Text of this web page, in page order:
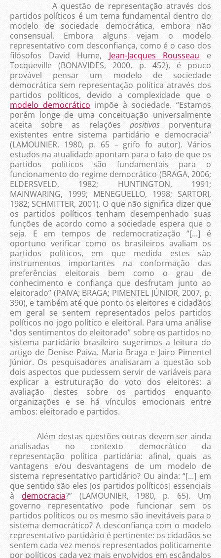
A questão de representação através dos
partidos políticos é um tema fundamental dentro do
modelo de sociedade democrática, embora não
consensual. Embora alguns vejam o modelo
representativo com desconfiança, como é o caso dos
filósofos David Hume, Jean-Jacques Rousseau e
Tocqueville (BONAVIDES, 2000, p. 452), é pouco
provável pensar um modelo de sociedade
democrática sem representação política através dos
partidos políticos, devido a complexidade que o
modelo democrático impõe à sociedade. “Estamos
porém longe de uma conceituação universalmente
aceita sobre as relações positivasporventura
existentes entre sistema partidário e democracia”
(LAMOUNIER, 1980, p. 65 – grifo fo autor). Vários
estudos na atualidade apontam para o fato de que os
partidos políticos são fundamentais para o
funcionamento do regime democrático (BRAGA, 2006;
ELDERSVELD, 1982; HUNTINGTON, 1991;
MAINWARING, 1999; MENEGUELLO, 1998; SARTORI,
1982; SCHMITTER, 2001). O que não significa dizer que
os partidos políticos tenham desempenhado suas
funções de acordo como a sociedade espera que o
seja. E em tempos de redemocratização “[...] é
oportuno verificar como os brasileiros avaliam os
partidos políticos, em que medida estes são
instrumentos importantes na conformação das
preferências eleitorais bem como o grau de
conhecimento e confiança que desfrutam junto ao
eleitorado” (PAIVA; BRAGA; PIMENTEL JÚNIOR, 2007, p.
390), e também até que ponto os eleitores e cidadãos
em geral se sentem representados pelos partidos
políticos no jogo político e eleitoral. Para uma análise
“dos sentimentos do eleitorado” sobre os partidos no
sistema partidário brasileiro sugerimos a leitura do
artigo de Denise Paiva, Maria Braga e Jairo Pimentel
Júnior. Os pesquisadores analisaram a questão sob
dois aspectos que pudessem servir de variáveis para
explicar a estruturação do voto dos eleitores: a
avaliação destes sobre os partidos enquanto
organizações e se há vínculos emocionais entre
ambos: eleitorado e partidos.
Além destas questões outras devem ser ainda
analisadas no contexto democrático da
representação política partidária: afinal, quais as
vantagens e/ou desvantagens de um modelo de
sistema representativo partidário? Ou ainda: “[...] em
que sentido são eles [os partidos políticos] essenciais
à democracia?” (LAMOUNIER, 1980, p. 65). Um
governo representativo pode funcionar sem os
partidos políticos ou os mesmo são inevitáveis para o
sistema democrático? A desconfiança com o modelo
representativo partidário é pertinente: os cidadãos se
sentem cada vez menos representados politicamente
por políticos cada vez mais envolvidos em escândalos